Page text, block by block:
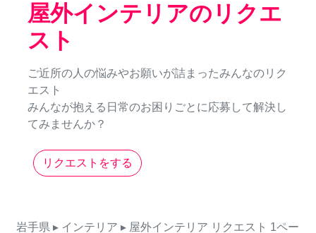
屋外インテリアのリクエ
スト
ご近所の人の悩みやお願いが詰まったみんなのリク
エスト
みんなが抱える日常のお困りごとに応募して解決し
てみませんか？
リクエストをする
岩手県 ▸ インテリア ▸ 屋外インテリア リクエスト 1ペー